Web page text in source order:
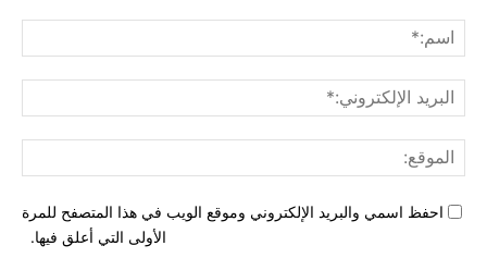
احفظ اسمي والبريد الإلكتروني وموقع الويب في هذا المتصفح للمرة
الأولى التي أعلق فيها.